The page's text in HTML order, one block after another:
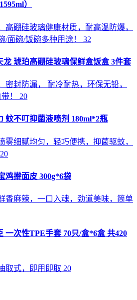
）
高硼硅玻璃健康材质，耐高温防爆，
/面碗/饭碗多种用途！ 32
龙 琥珀高硼硅玻璃保鲜盒饭盒 3件套
密封防漏， 耐冷耐热，环保无铅，
！ 20
蚊不叮抑菌液喷剂 180ml*2瓶
雾细腻均匀，轻巧便携，抑菌驱蚊，
鸡擀面皮 300g*6袋
香麻辣，一口入魂，劲道美味，简单
一次性TPE手套 70只/盒*6盒 共420
取式，即用即取 20